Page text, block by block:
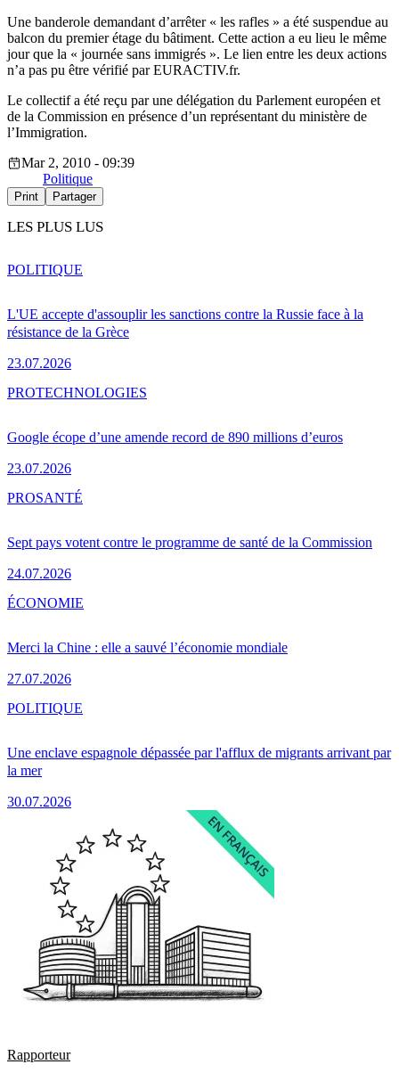
Une banderole demandant d’arrêter « les rafles » a été suspendue au
balcon du premier étage du bâtiment. Cette action a eu lieu le même
jour que la « journée sans immigrés ». Le lien entre les deux actions
n’a pas pu être vérifié par EURACTIV.fr.
Le collectif a été reçu par une délégation du Parlement européen et
de la Commission en présence d’un représentant du ministère de
l’Immigration.
Mar 2, 2010 - 09:39
Politique
Print Partager
LES PLUS LUS
L'UE accepte d'assouplir les sanctions contre la Russie face à la
résistance de la Grèce
23.07.2026
POLITIQUE
Google écope d’une amende record de 890 millions d’euros
23.07.2026
PROTECHNOLOGIES
Sept pays votent contre le programme de santé de la Commission
24.07.2026
PROSANTÉ
Merci la Chine : elle a sauvé l’économie mondiale
27.07.2026
ÉCONOMIE
Une enclave espagnole dépassée par l'afflux de migrants arrivant par
la mer
30.07.2026
POLITIQUE
Rapporteur